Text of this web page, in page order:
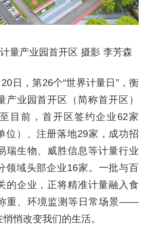
量产业园首开区 摄影 李芳森
，第26个“世界计量日”，衡
产业园首开区（简称首开区）
目前，首开区签约企业62家
位）、注册落地29家，成功招
瑞生物、威胜信息等计量行业
领域头部企业16家。一批与百
的企业，正将精准计量融入食
重、环境监测等日常场景——
悄改变我们的生活。